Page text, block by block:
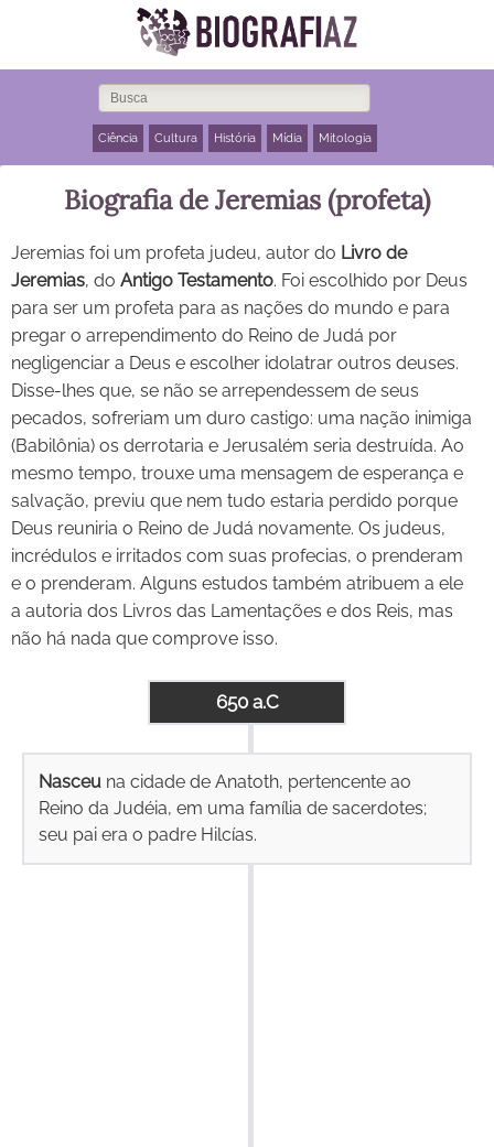
Ciência Cultura História Mídia Mitologia
Biografia de Jeremias (profeta)
Jeremias foi um profeta judeu, autor do Livro de
Jeremias, do Antigo Testamento. Foi escolhido por Deus
para ser um profeta para as nações do mundo e para
pregar o arrependimento do Reino de Judá por
negligenciar a Deus e escolher idolatrar outros deuses.
Disse-lhes que, se não se arrependessem de seus
pecados, sofreriam um duro castigo: uma nação inimiga
(Babilônia) os derrotaria e Jerusalém seria destruída. Ao
mesmo tempo, trouxe uma mensagem de esperança e
salvação, previu que nem tudo estaria perdido porque
Deus reuniria o Reino de Judá novamente. Os judeus,
incrédulos e irritados com suas profecias, o prenderam
e o prenderam. Alguns estudos também atribuem a ele
a autoria dos Livros das Lamentações e dos Reis, mas
não há nada que comprove isso.
650 a.C
Nasceu na cidade de Anatoth, pertencente ao
Reino da Judéia, em uma família de sacerdotes;
seu pai era o padre Hilcías.